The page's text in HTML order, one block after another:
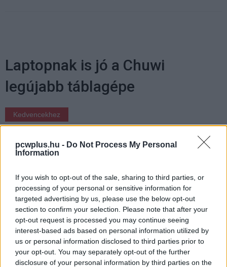
pcwplus.hu - Do Not Process My Personal
Information
If you wish to opt-out of the sale, sharing to third parties, or
processing of your personal or sensitive information for
targeted advertising by us, please use the below opt-out
section to confirm your selection. Please note that after your
opt-out request is processed you may continue seeing
interest-based ads based on personal information utilized by
us or personal information disclosed to third parties prior to
your opt-out. You may separately opt-out of the further
disclosure of your personal information by third parties on the
Laptopnak is jó a Chuwi
legújabb táblagépe
Kedvencekhez
Lapbook Pro hibrid PC-ben, ami tabletnek és
laptopnak is jó.
A PC-gyártással foglalkozó kínai Chuwi piacra dobta a
legújabb gépét, ami egy hibrid PC lett. A Chuwi Lapbook